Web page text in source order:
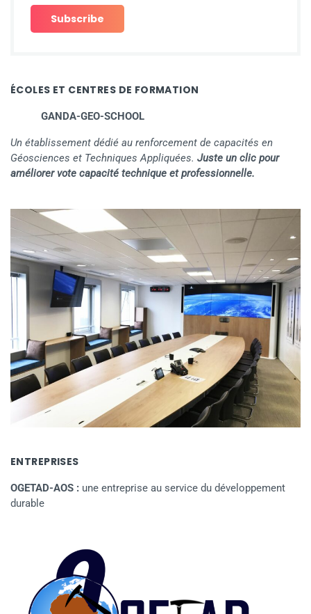
ÉCOLES ET CENTRES DE FORMATION
GANDA-GEO-SCHOOL
Un établissement dédié au renforcement de capacités en
Géosciences et Techniques Appliquées. Juste un clic pour
améliorer vote capacité technique et professionnelle.
ENTREPRISES
OGETAD-AOS : une entreprise au service du développement
durable